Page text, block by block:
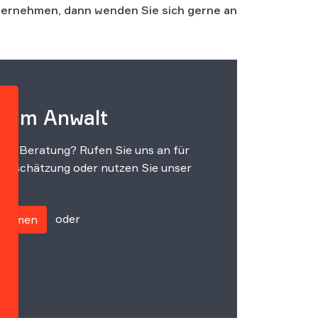
dann wenden Sie sich gerne an
Anwalt
Beratung? Rufen Sie uns an für
oder nutzen Sie unser
oder